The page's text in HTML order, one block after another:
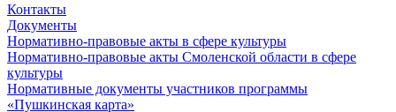
Контакты
Документы
Нормативно-правовые акты в сфере культуры
Нормативно-правовые акты Смоленской области в сфере
культуры
Нормативные документы участников программы
«Пушкинская карта»